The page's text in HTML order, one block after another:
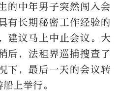
的中年男子突然闯入会
有长期秘密工作经验的
建议马上中止会议。大
后，法租界巡捕搜查了
下，最后一天的会议转
上举行。